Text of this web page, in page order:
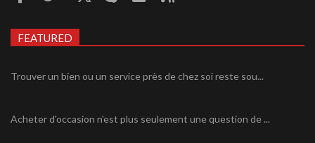
FEATURED
Trouver un bien ou un service près de chez soi reste sou...
Acheter d'occasion n'est plus seulement une question de ...